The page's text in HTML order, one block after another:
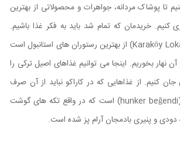
تا پوشاک مردانه، جواهرات و محصولاتی از بهترین
کنیم. خریدمان که تمام شد باید به فکر غذا باشیم.
(Karaköy از بهترین رستوران‌ های استانبول است
نهار بخوریم. اینجا می توانیم غذاهای اصیل ترکی را
کنیم. از غذاهایی که در کاراکو نباید از آن صرف
(hunker است که در واقع تکه‌ های گوشت
دودی و پنیری بادمجان آرام پز شده است.